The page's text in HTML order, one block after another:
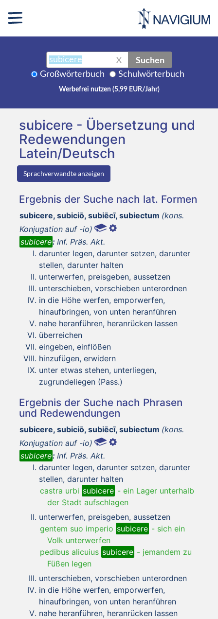
X Suchen
Großwörterbuch Schulwörterbuch
Werbefrei nutzen (5,99 EUR/Jahr)
subicere - Übersetzung und
Redewendungen
Latein/Deutsch
Sprachverwandte anzeigen
Ergebnis der Suche nach lat. Formen
subicere, subiciō, subiēcī, subiectum (kons.
Konjugation auf -io)
subicere: Inf. Präs. Akt.
darunter legen, darunter setzen, darunter
stellen, darunter halten
unterwerfen, preisgeben, aussetzen
unterschieben, vorschieben unterordnen
in die Höhe werfen, emporwerfen,
hinaufbringen, von unten heranführen
nahe heranführen, heranrücken lassen
überreichen
eingeben, einflößen
hinzufügen, erwidern
unter etwas stehen, unterliegen,
zugrundeliegen (Pass.)
Ergebnis der Suche nach Phrasen
und Redewendungen
subicere, subiciō, subiēcī, subiectum (kons.
Konjugation auf -io)
subicere: Inf. Präs. Akt.
darunter legen, darunter setzen, darunter
stellen, darunter halten
castra urbi subicere - ein Lager unterhalb
der Stadt aufschlagen
unterwerfen, preisgeben, aussetzen
gentem suo imperio subicere - sich ein
Volk unterwerfen
pedibus alicuius subicere - jemandem zu
Füßen legen
unterschieben, vorschieben unterordnen
in die Höhe werfen, emporwerfen,
hinaufbringen, von unten heranführen
nahe heranführen, heranrücken lassen